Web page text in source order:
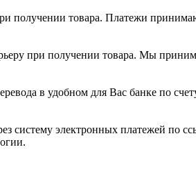
получении товара. Платежи
при получении товара. Мы
в удобном для Вас банке по
систему электронных платежей по